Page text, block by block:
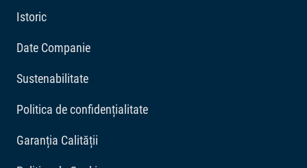
echilibrată pe termen lung.
Corectori de aciditate: Acid citric 2608 mg/kg.
Istoric
Date Companie
Sustenabilitate
Politica de confidențialitate
Garanția Calității